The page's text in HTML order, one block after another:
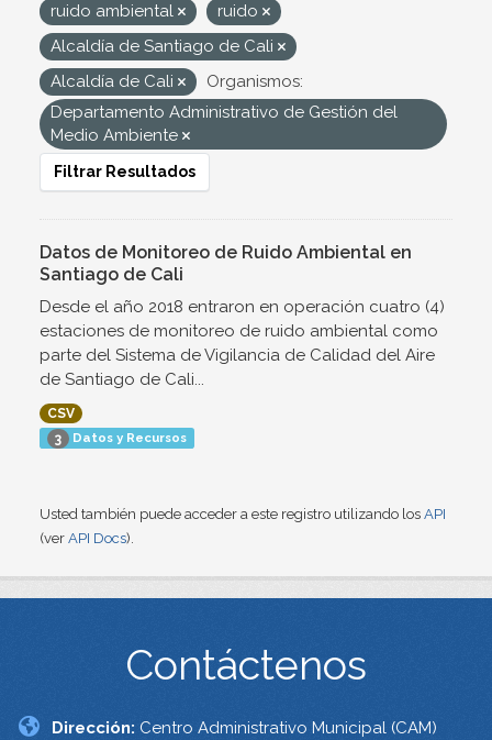
ruido ambiental
ruido
Alcaldía de Santiago de Cali
Alcaldía de Cali
Organismos:
Departamento Administrativo de Gestión del
Medio Ambiente
Filtrar Resultados
Datos de Monitoreo de Ruido Ambiental en
Santiago de Cali
Desde el año 2018 entraron en operación cuatro (4)
estaciones de monitoreo de ruido ambiental como
parte del Sistema de Vigilancia de Calidad del Aire
de Santiago de Cali...
CSV
3 Datos y Recursos
Usted también puede acceder a este registro utilizando los API
(ver API Docs).
Contáctenos
Dirección: Centro Administrativo Municipal (CAM)